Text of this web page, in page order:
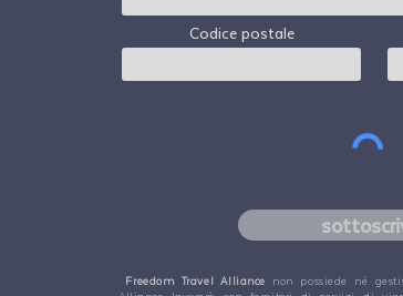
Codice postale
Freedom Travel Alliance non possiede né